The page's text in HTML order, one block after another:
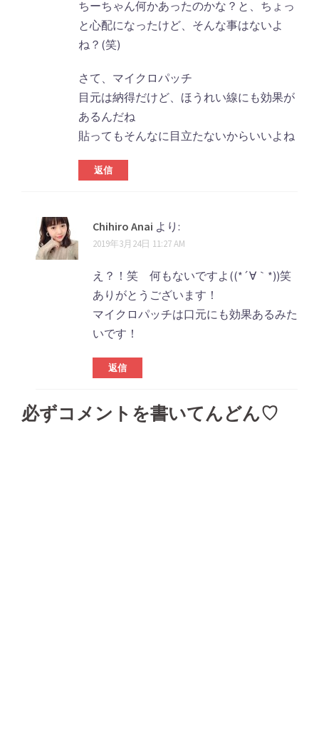
ちーちゃん何かあったのかな？と、ちょっ
と心配になったけど、そんな事はないよ
ね？(笑)
さて、マイクロパッチ
目元は納得だけど、ほうれい線にも効果が
あるんだね
貼ってもそんなに目立たないからいいよね
返信
Chihiro Anai より:
2019年3月24日 11:27 AM
え？！笑 何もないですよ((*´∀｀*))笑
ありがとうございます！
マイクロパッチは口元にも効果あるみた
いです！
返信
必ずコメントを書いてんどん♡